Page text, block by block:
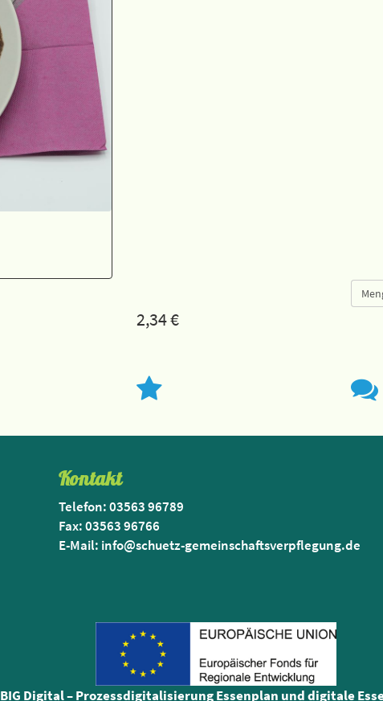
2,34€
Kontakt
Telefon: 03563 96789
Fax: 03563 96766
E-Mail: info@schuetz-gemeinschaftsverpflegung.de
BIG Digital – Prozessdigitalisierung Essenplan und digitale